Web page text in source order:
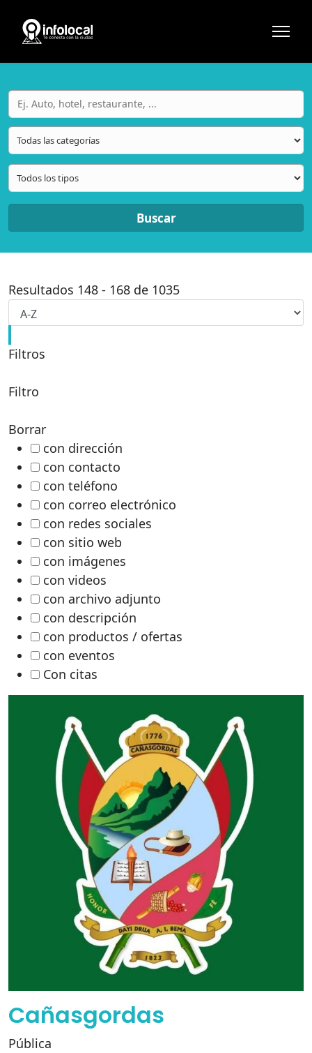
Buscar
Resultados 148 - 168 de 1035
Filtros
Filtro
Borrar
con dirección
con contacto
con teléfono
con correo electrónico
con redes sociales
con sitio web
con imágenes
con videos
con archivo adjunto
con descripción
con productos / ofertas
con eventos
Con citas
Cañasgordas
Pública